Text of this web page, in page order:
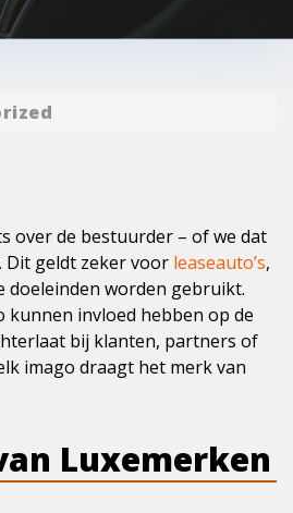
over de bestuurder – of we dat
Dit geldt zeker voor leaseauto’s,
doeleinden worden gebruikt.
kunnen invloed hebben op de
bij klanten, partners of
imago draagt het merk van
Luxemerken